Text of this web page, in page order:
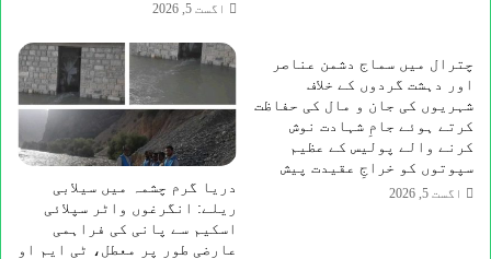
اگست 5, 2026
چترال میں سماج دشمن عناصر
اور دہشت گردوں کے خلاف
شہریوں کی جان و مال کی حفاظت
کرتے ہوئے جامِ شہادت نوش
کرنے والے پولیس کے عظیم
سپوتوں کو خراجِ عقیدت پیش
اگست 5, 2026
دریا گرم چشمہ میں سیلابی
ریلے: انگرغوں واٹر سپلائی
اسکیم سے پانی کی فراہمی
عارضی طور پر معطل، ٹی ایم او